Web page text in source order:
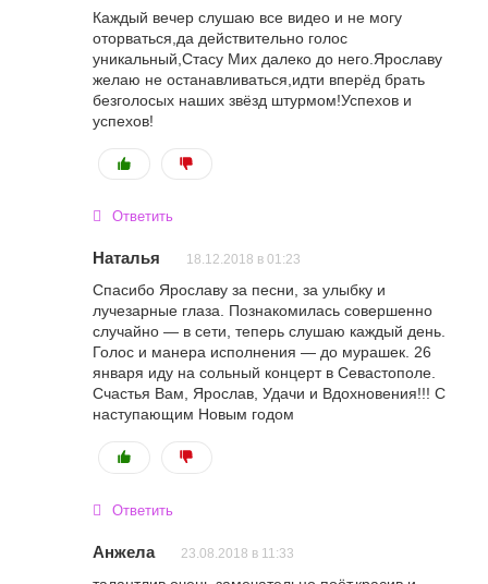
Каждый вечер слушаю все видео и не могу
оторваться,да действительно голос
уникальный,Стасу Мих далеко до него.Ярославу
желаю не останавливаться,идти вперёд брать
безголосых наших звёзд штурмом!Успехов и
успехов!
Ответить
Наталья 18.12.2018 в 01:23
Спасибо Ярославу за песни, за улыбку и
лучезарные глаза. Познакомилась совершенно
случайно — в сети, теперь слушаю каждый день.
Голос и манера исполнения — до мурашек. 26
января иду на сольный концерт в Севастополе.
Счастья Вам, Ярослав, Удачи и Вдохновения!!! С
наступающим Новым годом
Ответить
Анжела 23.08.2018 в 11:33